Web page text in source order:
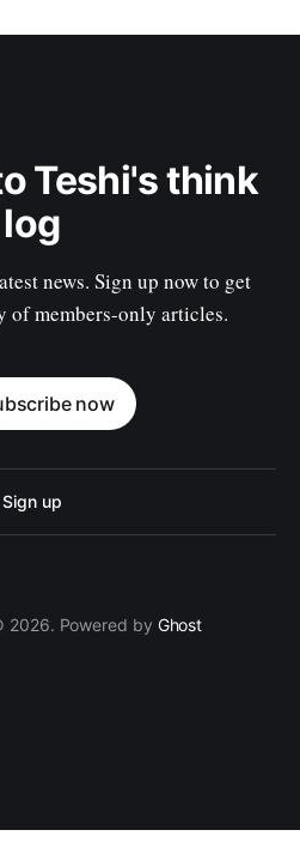
Teshi's think
log
news. Sign up now to get
of members-only articles.
now
Sign up
2026. Powered by Ghost